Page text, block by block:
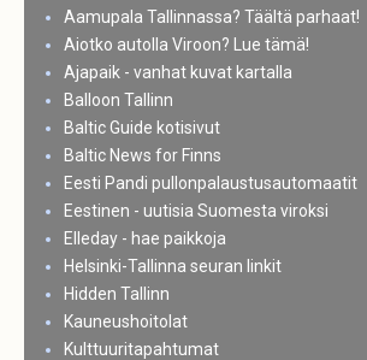
Aamupala Tallinnassa? Täältä parhaat!
Aiotko autolla Viroon? Lue tämä!
Ajapaik - vanhat kuvat kartalla
Balloon Tallinn
Baltic Guide kotisivut
Baltic News for Finns
Eesti Pandi pullonpalaustusautomaatit
Eestinen - uutisia Suomesta viroksi
Elleday - hae paikkoja
Helsinki-Tallinna seuran linkit
Hidden Tallinn
Kauneushoitolat
Kulttuuritapahtumat